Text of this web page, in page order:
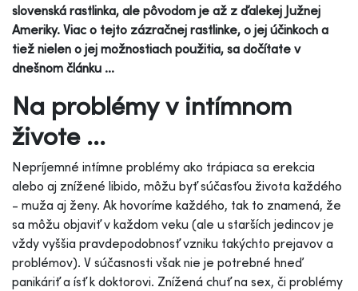
slovenská rastlinka, ale pôvodom je až z ďalekej Južnej
Ameriky. Viac o tejto zázračnej rastlinke, o jej účinkoch a
tiež nielen o jej možnostiach použitia, sa dočítate v
dnešnom článku ...
Na problémy v intímnom
živote ...
Nepríjemné intímne problémy ako trápiaca sa erekcia
alebo aj znížené libido, môžu byť súčasťou života každého
- muža aj ženy. Ak hovoríme každého, tak to znamená, že
sa môžu objaviť v každom veku (ale u starších jedincov je
vždy vyššia pravdepodobnosť vzniku takýchto prejavov a
problémov). V súčasnosti však nie je potrebné hneď
panikáriť a ísť k doktorovi. Znížená chuť na sex, či problémy